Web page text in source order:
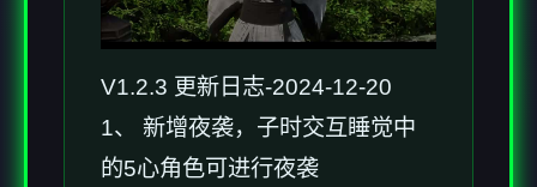
V1.2.3 更新日志-2024-12-20
1、 新增夜袭，子时交互睡觉中
的5心角色可进行夜袭